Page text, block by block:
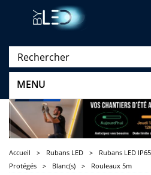
MENU
Accueil > Rubans LED >
Rubans LED
Protégés
> Blanc(s) > Rouleaux 5m